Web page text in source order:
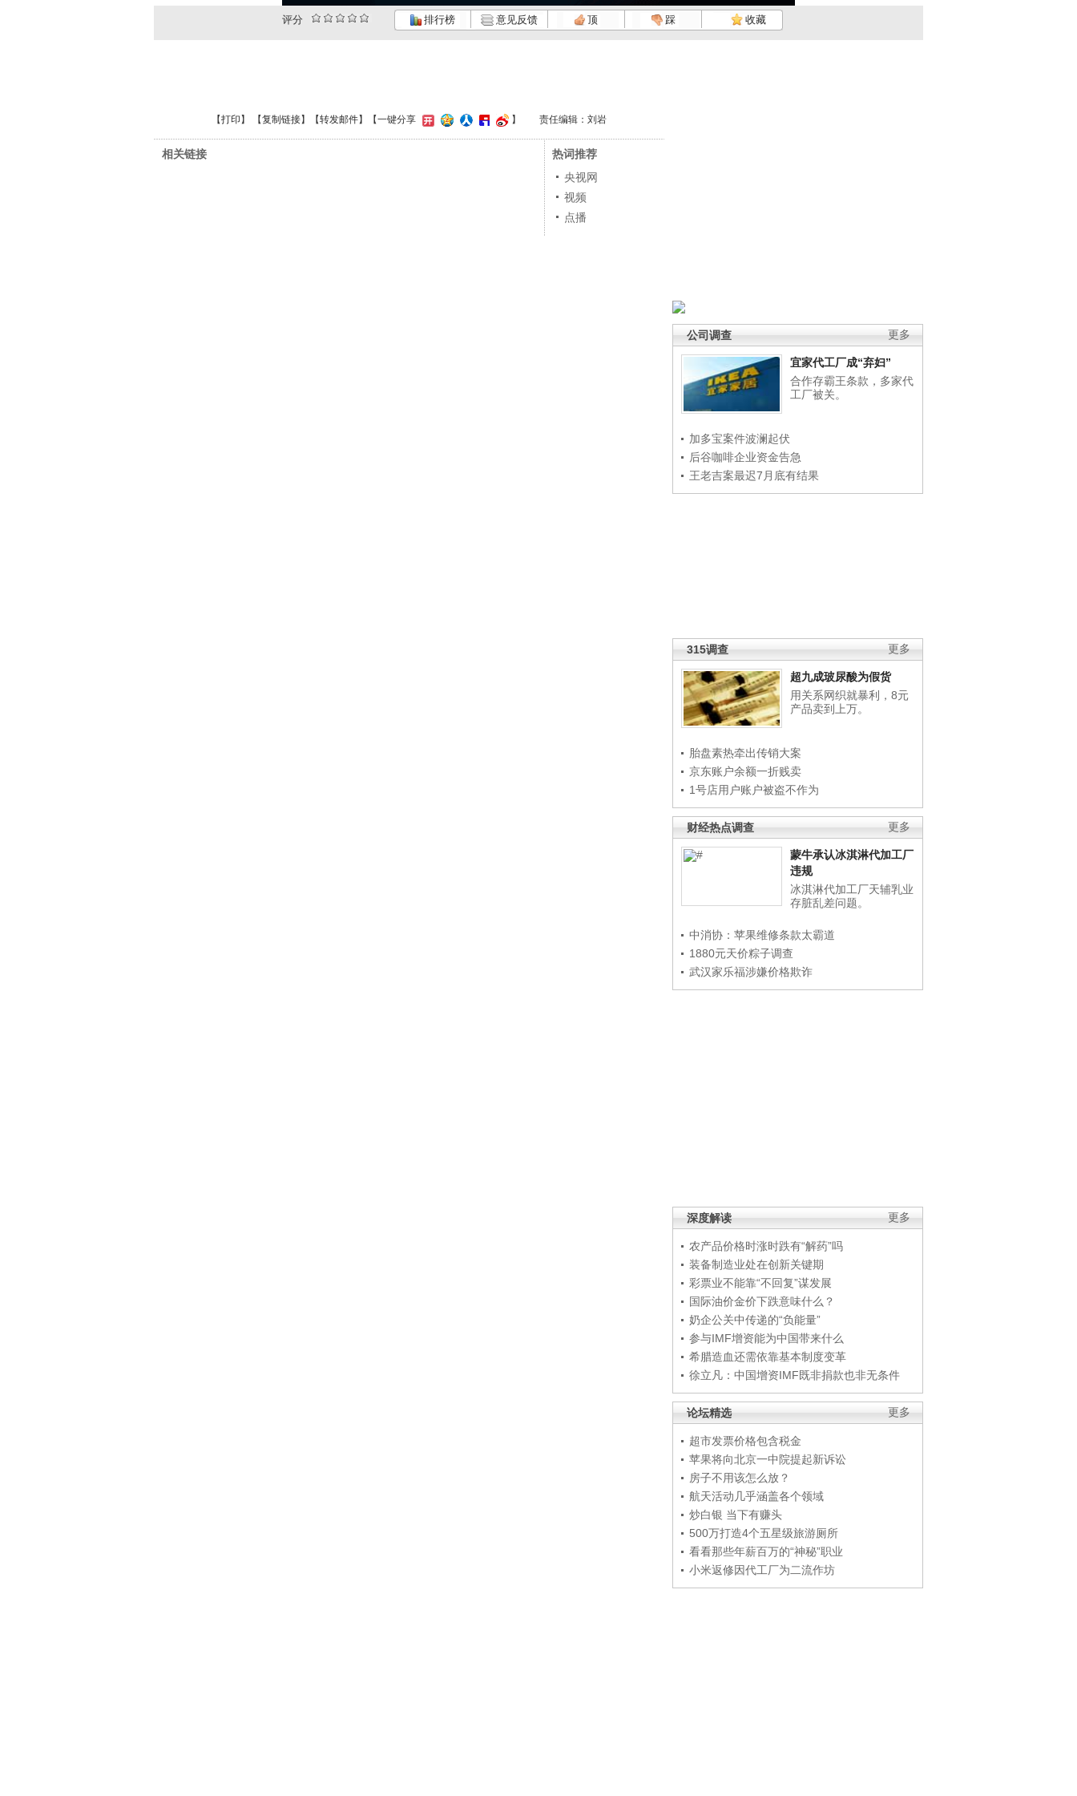
评分 排行榜 意见反馈 顶 踩 收藏
更多
公司调查
宜家代工厂成“弃妇”
合作存霸王条款，多家代
工厂被关。
加多宝案件波澜起伏
后谷咖啡企业资金告急
王老吉案最迟7月底有结果
更多
315调查
超九成玻尿酸为假货
用关系网织就暴利，8元
产品卖到上万。
胎盘素热牵出传销大案
京东账户余额一折贱卖
1号店用户账户被盗不作为
更多
财经热点调查
蒙牛承认冰淇淋代加工厂
违规
冰淇淋代加工厂天辅乳业
存脏乱差问题。
中消协：苹果维修条款太霸道
1880元天价粽子调查
武汉家乐福涉嫌价格欺诈
更多
深度解读
农产品价格时涨时跌有“解药”吗
装备制造业处在创新关键期
彩票业不能靠“不回复”谋发展
国际油价金价下跌意味什么？
奶企公关中传递的“负能量”
参与IMF增资能为中国带来什么
希腊造血还需依靠基本制度变革
徐立凡：中国增资IMF既非捐款也非无条件
更多
论坛精选
超市发票价格包含税金
苹果将向北京一中院提起新诉讼
房子不用该怎么放？
航天活动几乎涵盖各个领域
炒白银 当下有赚头
500万打造4个五星级旅游厕所
看看那些年薪百万的“神秘”职业
小米返修因代工厂为二流作坊
【打印 】 【复制链接】【转发邮件】 【一键分享 】 责任编辑：刘岩
相关链接
热词推荐
央视网
视频
点播